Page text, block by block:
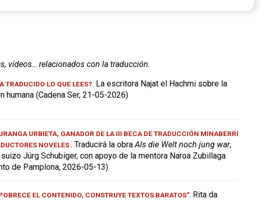
vídeos… relacionados con la traducción.
TRADUCIDO LO QUE LEES?. La escritora Najat el Hachmi sobre la
humana (Cadena Ser, 21-05-2026)
URBIETA, GANADOR DE LA III BECA DE TRADUCCIÓN MINABERRI
NOVELES . Traducirá la obra Als die Welt noch jung war,
Jürg Schubiger, con apoyo de la mentora Naroa Zubillaga
de Pamplona, 2026-05-13)
EL CONTENIDO, CONSTRUYE TEXTOS BARATOS". Rita da